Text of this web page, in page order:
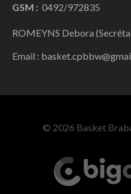
GSM : 0492/972835
ROMEYNS Debora
Email :
© 2026 Basket